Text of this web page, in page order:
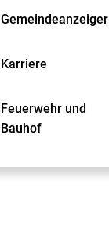
Gemeindeanzeiger
Karriere
Feuerwehr und
Bauhof